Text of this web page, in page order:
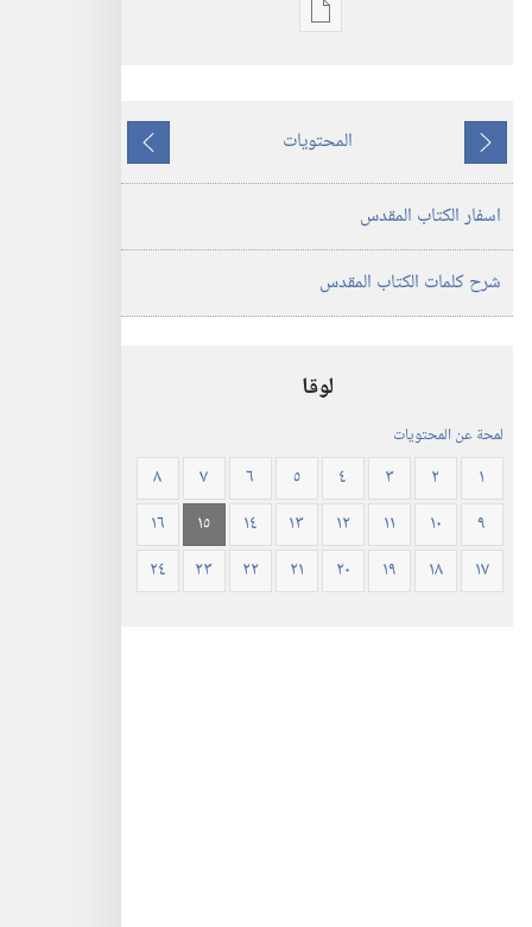
خيارات
العالم
الجديد
المقدس
المنقحة
ما
يسبق
المحتويات
ما
يلي
اسفار الكتاب المقدس
شرح كلمات الكتاب المقدس
لوقا
لمحة عن المحتويات
١ ٢ ٣ ٤ ٥ ٦ ٧
٨
٩
١٠ ١١ ١٢ ١٣ ١٤ ١٥
١٦
١٧
١٨ ١٩ ٢٠ ٢١ ٢٢ ٢٣ ٢٤